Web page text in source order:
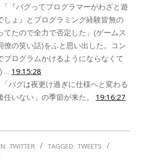
「『バグってプログラマーがわざと遊
しょ』とプログラミング経験皆無の
てたので全力で否定した」(ゲームス
僚の笑い話)をふと思い出した。コン
プログラムかけるようにならなくて
… 19:15:28
「バグは夜更け過ぎに仕様へと変わる
任いない」の季節が来た。 19:16:27
IN: TWITTER TAGGED: TWEETS